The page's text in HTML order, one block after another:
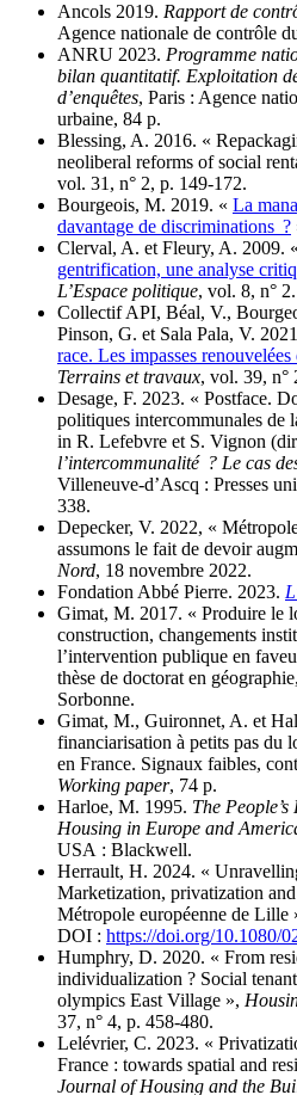
Ancols 2019. Rapport de
Agence nationale de contrôle
ANRU 2023. Programme
bilan quantitatif. Exploitation
d’enquêtes, Paris : Agence
urbaine, 84 p.
Blessing, A. 2016. «
neoliberal reforms of social
vol. 31, n° 2, p. 149-172.
Bourgeois, M. 2019. « La
davantage de discriminations ?
Clerval, A. et Fleury, A. 2009. «
gentrification, une analyse
L’Espace politique, vol. 8, n° 2.
Collectif API, Béal, V.,
Pinson, G. et Sala Pala, V.
race. Les impasses
Terrains et travaux, vol. 39, n°
Desage, F. 2023. « Postface.
politiques intercommunales de
in R. Lefebvre et S. Vignon
l’intercommunalité ? Le cas
Villeneuve-d’Ascq : Presses
338.
Depecker, V. 2022, «
assumons le fait de devoir
Nord, 18 novembre 2022.
Fondation Abbé Pierre. 2023.
Gimat, M. 2017. « Produire le
construction, changements
l’intervention publique en
thèse de doctorat en
Sorbonne.
Gimat, M., Guironnet, A. et
financiarisation à petits pas du
en France. Signaux faibles,
Working paper, 74 p.
Harloe, M. 1995. The
Housing in Europe and
USA : Blackwell.
Herrault, H. 2024. «
Marketization, privatization
Métropole européenne de Lille
DOI : https://doi.org/10.1080/
Humphry, D. 2020. « From
individualization ? Social
olympics East Village »,
37, n° 4, p. 458-480.
Lelévrier, C. 2023. «
France : towards spatial and
Journal of Housing and the